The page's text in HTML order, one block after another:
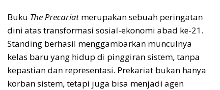
Buku The Precariat merupakan sebuah peringatan
dini atas transformasi sosial-ekonomi abad ke-21.
Standing berhasil menggambarkan munculnya
kelas baru yang hidup di pinggiran sistem, tanpa
kepastian dan representasi. Prekariat bukan hanya
korban sistem, tetapi juga bisa menjadi agen